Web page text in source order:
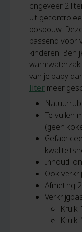
ongeveer 2
uit
bosbouw.
passend voor
kinderen. Ben
van je baby
liter meer
Te vullen
(geen
Inhoud:
Ook
Afmeting
Kruik
Kruik